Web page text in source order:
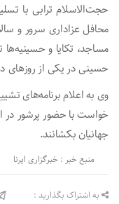
حجت‌الاسلام ترابی با
محافل عزاداری سرور و
مساجد، تکایا و حسینیه‌ها
حسینی در یکی از روزهای
وی به اعلام برنامه‌های
خواست با حضور پرشور در
جهانیان بکشانند.
منبع خبر : خبرگزاری ایرنا
به اشتراک بگذارید :